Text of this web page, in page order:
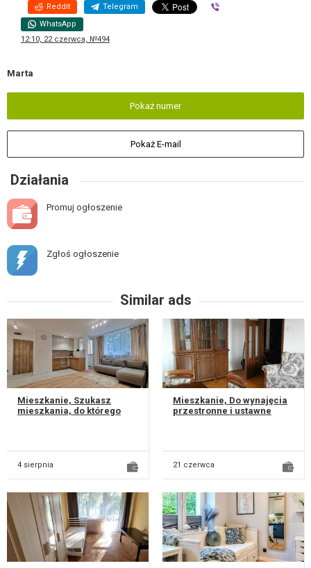
Reddit Telegram
WhatsApp
12:10, 22 czerwca, №494
Marta
Pokaż numer
Pokaż E-mail
Działania
Promuj ogłoszenie
Zgłoś ogłoszenie
Similar ads
Mieszkanie, Szukasz
mieszkania, do którego
4 sierpnia
Mieszkanie, Do wynajęcia
przestronne i ustawne
21 czerwca